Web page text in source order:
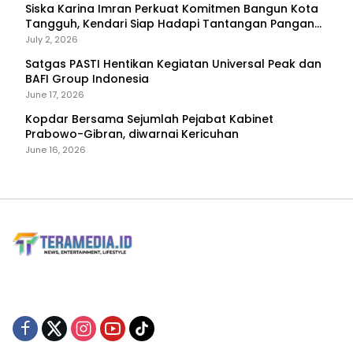
Siska Karina Imran Perkuat Komitmen Bangun Kota
Tangguh, Kendari Siap Hadapi Tantangan Pangan
dan Bencana
July 2, 2026
Satgas PASTI Hentikan Kegiatan Universal Peak dan
BAFI Group Indonesia
June 17, 2026
Kopdar Bersama Sejumlah Pejabat Kabinet
Prabowo-Gibran, diwarnai Kericuhan
June 16, 2026